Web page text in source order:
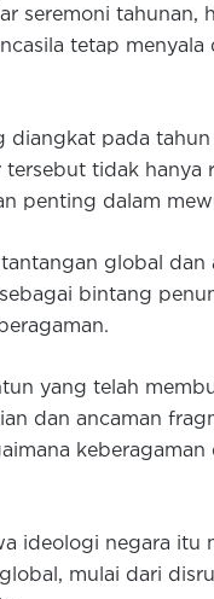
seremoni tahunan,
tetap menyala
diangkat pada
tidak hanya
penting dalam
global dan
bintang
yang telah
dan ancaman
ideologi negara itu
mulai dari